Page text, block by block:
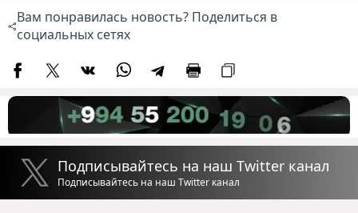
Вам понравилась новость? Поделиться в
социальных сетях
Подписывайтесь на наш Twitter канал
Подписывайтесь на наш Twitter канал